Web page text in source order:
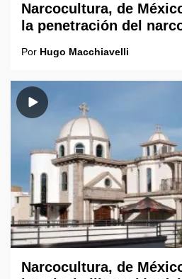
Narcocultura, de
la penetración del
Por Hugo Macchiavelli
Narcocultura, de